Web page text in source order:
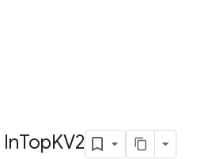
InTopKV2